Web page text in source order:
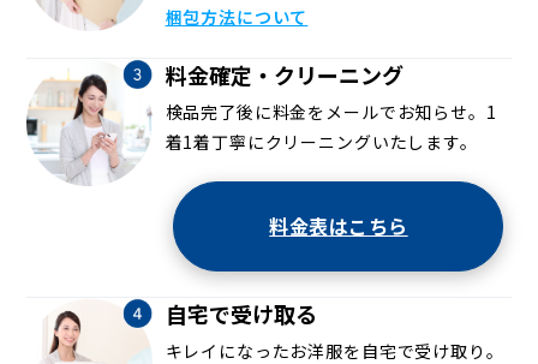
梱包方法について
料金確定・クリーニング
検品完了後に料金をメールでお知らせ。1
着1着丁寧にクリーニングいたします。
料金表はこちら
自宅で受け取る
キレイになったお洋服を自宅で受け取り。